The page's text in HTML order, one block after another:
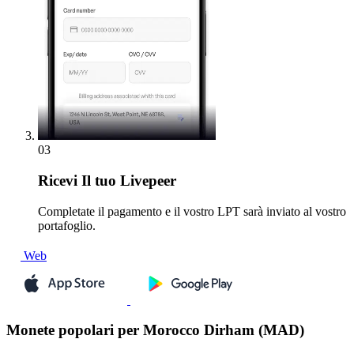
03
Ricevi Il tuo Livepeer
Completate il pagamento e il vostro LPT sarà inviato al vostro
portafoglio.
Web
Monete popolari per Morocco Dirham (MAD)